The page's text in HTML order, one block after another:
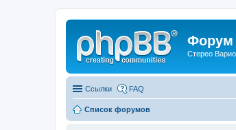
Форум
Стерео
Ссылки FAQ
Список форумов